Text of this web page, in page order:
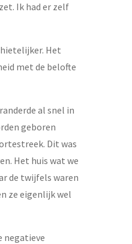
Ik had er zelf
Het
met de belofte
al snel in
geboren
Dit was
Het huis wat we
de twijfels waren
ze eigenlijk wel
negatieve